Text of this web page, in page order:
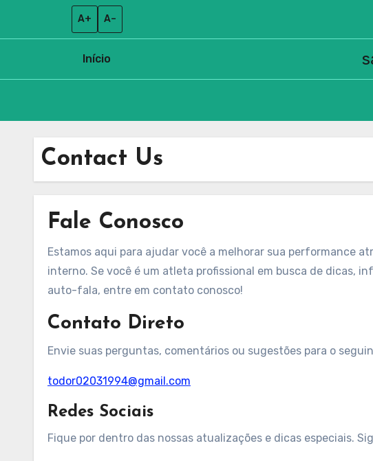
A+ A–
Início
Contact Us
Fale Conosco
Estamos aqui para ajudar você a melhorar sua performance
interno. Se você é um atleta profissional em busca de dicas,
auto-fala, entre em contato conosco!
Contato Direto
Envie suas perguntas, comentários ou sugestões para o
todor02031994@gmail.com
Redes Sociais
Fique por dentro das nossas atualizações e dicas especiais.